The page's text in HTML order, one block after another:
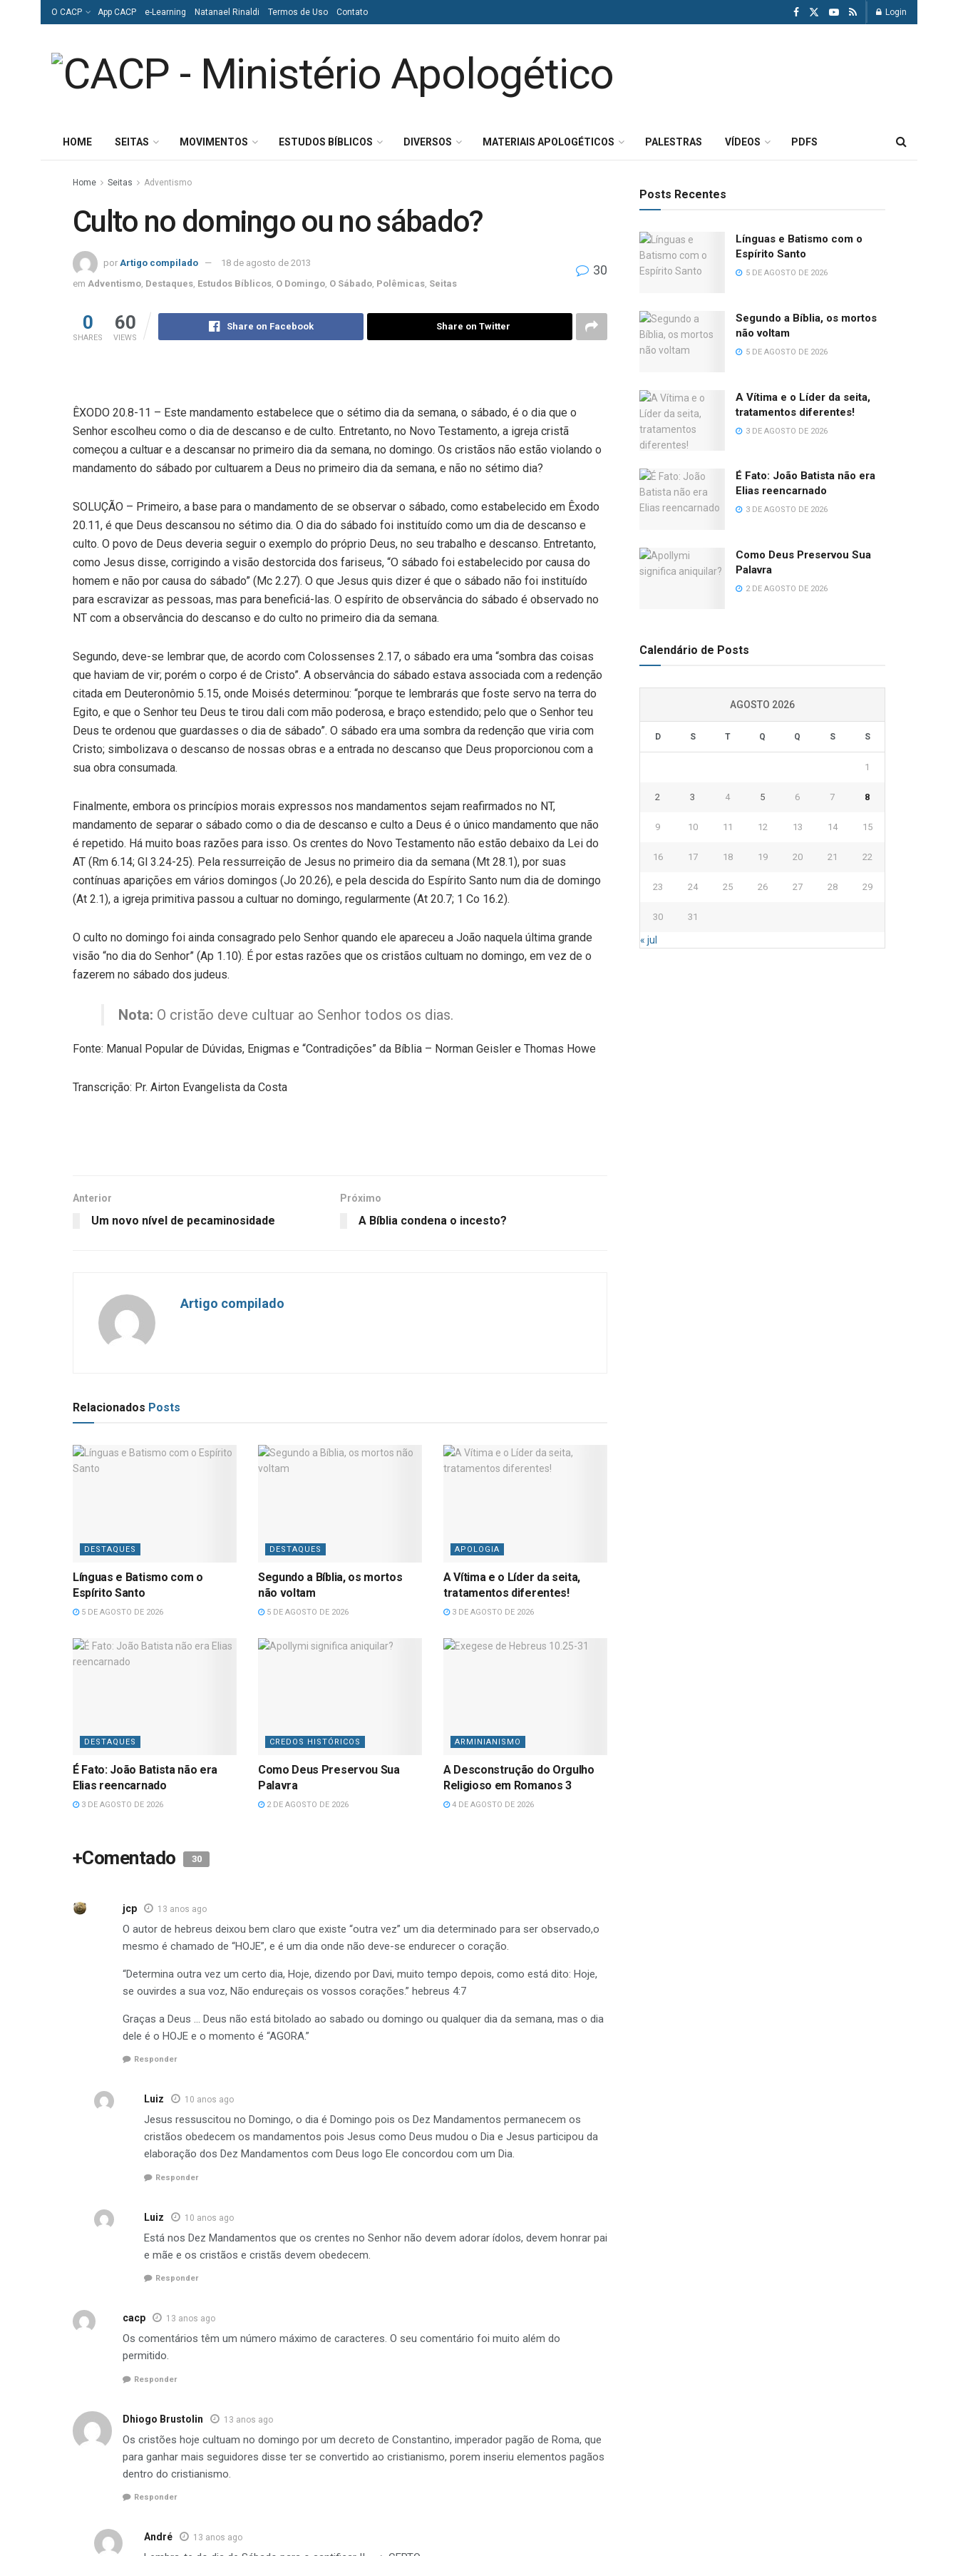
O CACP App CACP e-Learning Natanael Rinaldi Termos de Uso Contato Login
HOME SEITAS MOVIMENTOS ESTUDOS BÍBLICOS DIVERSOS MATERIAIS APOLOGÉTICOS PALESTRAS VÍDEOS PDFS
Home Seitas Adventismo
Culto no domingo ou no sábado?
por Artigo compilado
18 de agosto de 2013
em Adventismo Destaques Estudos Bíblicos O Domingo O Sábado Polêmicas Seitas
30
0
SHARES
60
VIEWS
Share on Facebook Share on Twitter
ÊXODO 20.8-11 – Este mandamento estabelece que o sétimo dia da semana, o sábado, é o dia que o
Senhor escolheu como o dia de descanso e de culto. Entretanto, no Novo Testamento, a igreja cristã
começou a cultuar e a descansar no primeiro dia da semana, no domingo. Os cristãos não estão violando o
mandamento do sábado por cultuarem a Deus no primeiro dia da semana, e não no sétimo dia?
SOLUÇÃO – Primeiro, a base para o mandamento de se observar o sábado, como estabelecido em Êxodo
20.11, é que Deus descansou no sétimo dia. O dia do sábado foi instituído como um dia de descanso e
culto. O povo de Deus deveria seguir o exemplo do próprio Deus, no seu trabalho e descanso. Entretanto,
como Jesus disse, corrigindo a visão destorcida dos fariseus, “O sábado foi estabelecido por causa do
homem e não por causa do sábado” (Mc 2.27). O que Jesus quis dizer é que o sábado não foi instituído
para escravizar as pessoas, mas para beneficiá-las. O espírito de observância do sábado é observado no
NT com a observância do descanso e do culto no primeiro dia da semana.
Segundo, deve-se lembrar que, de acordo com Colossenses 2.17, o sábado era uma “sombra das coisas
que haviam de vir; porém o corpo é de Cristo”. A observância do sábado estava associada com a redenção
citada em Deuteronômio 5.15, onde Moisés determinou: “porque te lembrarás que foste servo na terra do
Egito, e que o Senhor teu Deus te tirou dali com mão poderosa, e braço estendido; pelo que o Senhor teu
Deus te ordenou que guardasses o dia de sábado”. O sábado era uma sombra da redenção que viria com
Cristo; simbolizava o descanso de nossas obras e a entrada no descanso que Deus proporcionou com a
sua obra consumada.
Finalmente, embora os princípios morais expressos nos mandamentos sejam reafirmados no NT,
mandamento de separar o sábado como o dia de descanso e culto a Deus é o único mandamento que não
é repetido. Há muito boas razões para isso. Os crentes do Novo Testamento não estão debaixo da Lei do
AT (Rm 6.14; Gl 3.24-25). Pela ressurreição de Jesus no primeiro dia da semana (Mt 28.1), por suas
contínuas aparições em vários domingos (Jo 20.26), e pela descida do Espírito Santo num dia de domingo
(At 2.1), a igreja primitiva passou a cultuar no domingo, regularmente (At 20.7; 1 Co 16.2).
O culto no domingo foi ainda consagrado pelo Senhor quando ele apareceu a João naquela última grande
visão “no dia do Senhor” (Ap 1.10). É por estas razões que os cristãos cultuam no domingo, em vez de o
fazerem no sábado dos judeus.
Nota: O cristão deve cultuar ao Senhor todos os dias.
Fonte: Manual Popular de Dúvidas, Enigmas e “Contradições” da Bíblia – Norman Geisler e Thomas Howe
Transcrição: Pr. Airton Evangelista da Costa
Anterior
Um novo nível de pecaminosidade
Próximo
A Bíblia condena o incesto?
Artigo compilado
Relacionados Posts
DESTAQUES
Línguas e Batismo com o
Espírito Santo
5 DE AGOSTO DE 2026
DESTAQUES
Segundo a Bíblia, os mortos
não voltam
5 DE AGOSTO DE 2026
APOLOGIA
A Vítima e o Líder da seita,
tratamentos diferentes!
3 DE AGOSTO DE 2026
DESTAQUES
É Fato: João Batista não era
Elias reencarnado
3 DE AGOSTO DE 2026
CREDOS HISTÓRICOS
Como Deus Preservou Sua
Palavra
2 DE AGOSTO DE 2026
ARMINIANISMO
A Desconstrução do Orgulho
Religioso em Romanos 3
4 DE AGOSTO DE 2026
+Comentado 30
jcp 13 anos ago
O autor de hebreus deixou bem claro que existe “outra vez” um dia determinado para ser observado,o
mesmo é chamado de “HOJE”, e é um dia onde não deve-se endurecer o coração.
“Determina outra vez um certo dia, Hoje, dizendo por Davi, muito tempo depois, como está dito: Hoje,
se ouvirdes a sua voz, Não endureçais os vossos corações.” hebreus 4:7
Graças a Deus … Deus não está bitolado ao sabado ou domingo ou qualquer dia da semana, mas o dia
dele é o HOJE e o momento é “AGORA.”
Responder
Luiz 10 anos ago
Jesus ressuscitou no Domingo, o dia é Domingo pois os Dez Mandamentos permanecem os
cristãos obedecem os mandamentos pois Jesus como Deus mudou o Dia e Jesus participou da
elaboração dos Dez Mandamentos com Deus logo Ele concordou com um Dia.
Responder
Luiz 10 anos ago
Está nos Dez Mandamentos que os crentes no Senhor não devem adorar ídolos, devem honrar pai
e mãe e os cristãos e cristãs devem obedecem.
Responder
cacp 13 anos ago
Os comentários têm um número máximo de caracteres. O seu comentário foi muito além do
permitido.
Responder
Dhiogo Brustolin 13 anos ago
Os cristões hoje cultuam no domingo por um decreto de Constantino, imperador pagão de Roma, que
para ganhar mais seguidores disse ter se convertido ao cristianismo, porem inseriu elementos pagãos
dentro do cristianismo.
Responder
André 13 anos ago
Posts Recentes
Línguas e Batismo com o
Espírito Santo
5 DE AGOSTO DE 2026
Segundo a Bíblia, os mortos
não voltam
5 DE AGOSTO DE 2026
A Vítima e o Líder da seita,
tratamentos diferentes!
3 DE AGOSTO DE 2026
É Fato: João Batista não era
Elias reencarnado
3 DE AGOSTO DE 2026
Como Deus Preservou Sua
Palavra
2 DE AGOSTO DE 2026
Calendário de Posts
AGOSTO 2026
D S T Q Q S S
1
2 3 4 5 6 7 8
9 10 11 12 13 14 15
16 17 18 19 20 21 22
23 24 25 26 27 28 29
30 31
« jul